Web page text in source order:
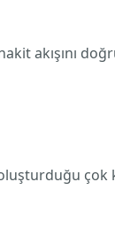
akışını